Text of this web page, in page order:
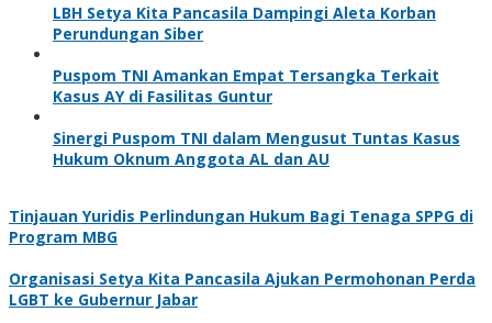
LBH Setya Kita Pancasila Dampingi Aleta Korban
Perundungan Siber
Puspom TNI Amankan Empat Tersangka Terkait
Kasus AY di Fasilitas Guntur
Sinergi Puspom TNI dalam Mengusut Tuntas Kasus
Hukum Oknum Anggota AL dan AU
Tinjauan Yuridis Perlindungan Hukum Bagi Tenaga SPPG di
Program MBG
Organisasi Setya Kita Pancasila Ajukan Permohonan Perda
LGBT ke Gubernur Jabar